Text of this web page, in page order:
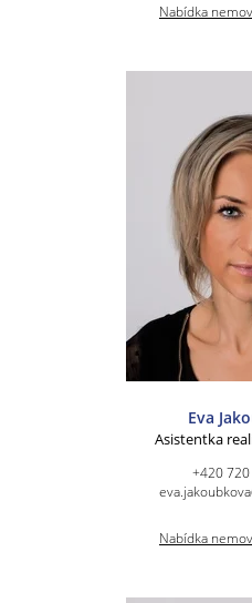
Nabídka
Eva
Asistentka
+420
Nabídka